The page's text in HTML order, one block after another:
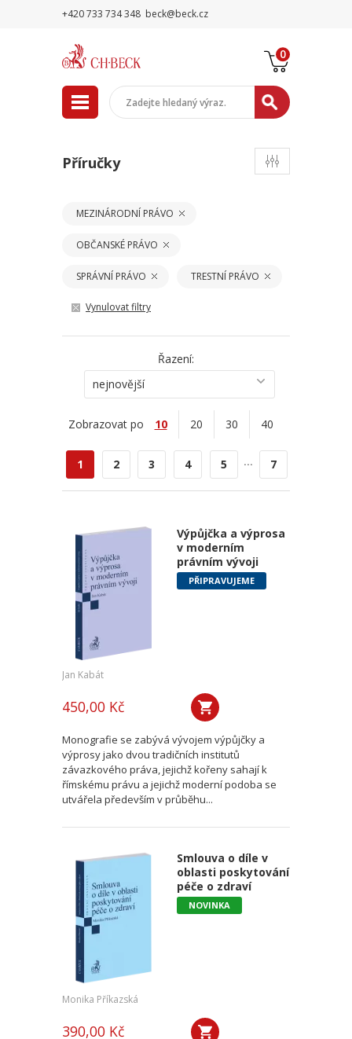
+420 733 734 348 beck@beck.cz
0
Příručky
MEZINÁRODNÍ PRÁVO
OBČANSKÉ PRÁVO
SPRÁVNÍ PRÁVO TRESTNÍ PRÁVO
Vynulovat filtry
Řazení:
nejnovější
Zobrazovat po 10 20 30 40
1 2 3 4 5 ... 7
Výpůjčka a výprosa
v moderním
právním vývoji
PŘIPRAVUJEME
Jan Kabát
450,00 Kč
Monografie se zabývá vývojem výpůjčky a
výprosy jako dvou tradičních institutů
závazkového práva, jejichž kořeny sahají k
římskému právu a jejichž moderní podoba se
utvářela především v průběhu...
Smlouva o díle v
oblasti poskytování
péče o zdraví
NOVINKA
Monika Příkazská
390,00 Kč